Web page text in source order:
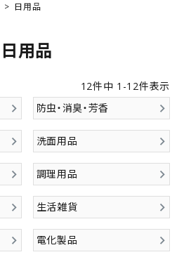
日用品
日用品
12件中 1 -12件表示
防虫・消臭・芳香
洗面用品
調理用品
生活雑貨
電化製品